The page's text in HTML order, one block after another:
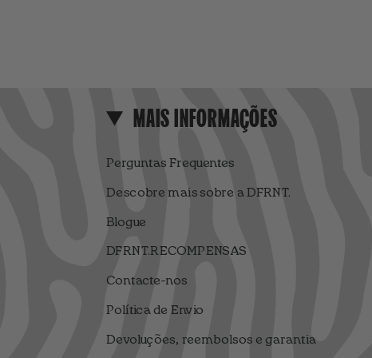
MAIS INFORMAÇÕES
Perguntas Frequentes
Descobre mais sobre a DFRNT.
Blogue
DFRNT.RECOMPENSAS
Contacte-nos
Política de Envio
Devoluções, reembolsos e garantia